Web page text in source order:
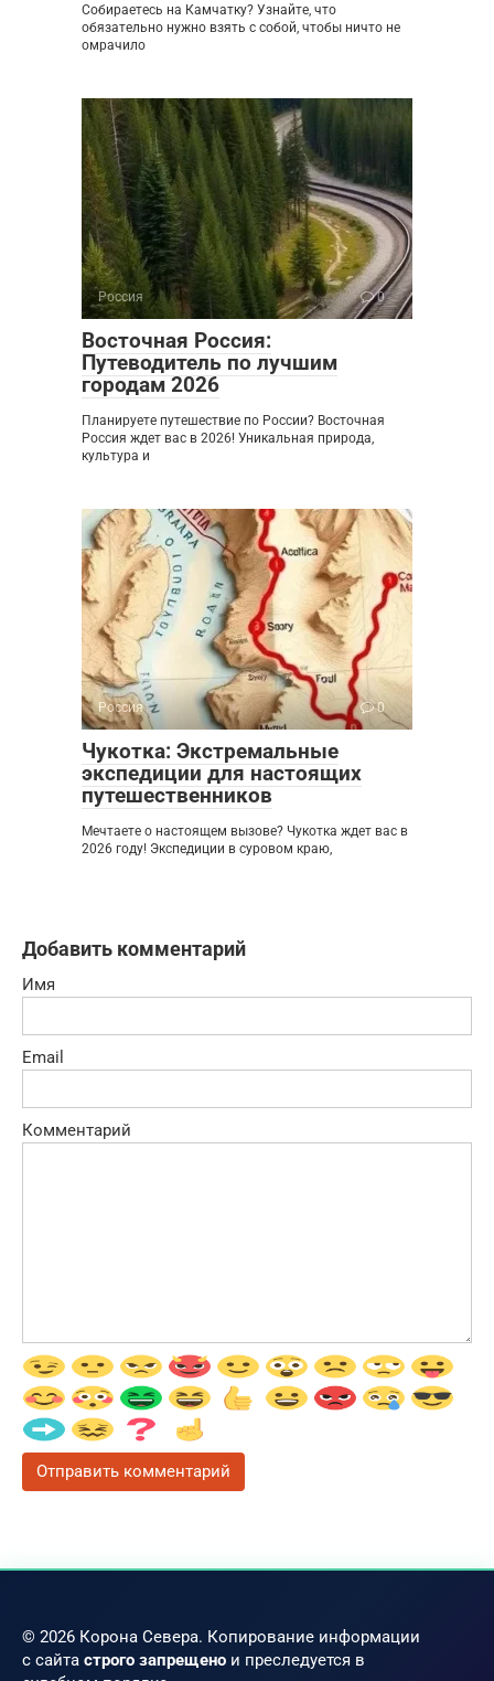
Собираетесь на Камчатку? Узнайте, что
обязательно нужно взять с собой, чтобы ничто не
омрачило
Россия 0
Восточная Россия:
Путеводитель по лучшим
городам 2026
Планируете путешествие по России? Восточная
Россия ждет вас в 2026! Уникальная природа,
культура и
Россия 0
Чукотка: Экстремальные
экспедиции для настоящих
путешественников
Мечтаете о настоящем вызове? Чукотка ждет вас в
2026 году! Экспедиции в суровом краю,
Добавить комментарий
Имя
Email
Комментарий
© 2026 Корона Севера. Копирование информации
с сайта строго запрещено и преследуется в